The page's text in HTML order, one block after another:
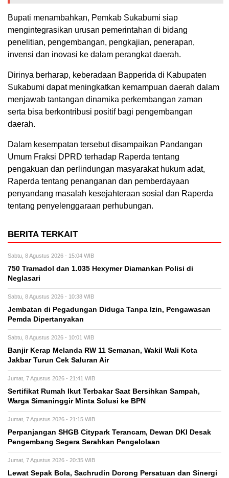
Bupati menambahkan, Pemkab Sukabumi siap
mengintegrasikan urusan pemerintahan di bidang
penelitian, pengembangan, pengkajian, penerapan,
invensi dan inovasi ke dalam perangkat daerah.
Dirinya berharap, keberadaan Bapperida di Kabupaten
Sukabumi dapat meningkatkan kemampuan daerah dalam
menjawab tantangan dinamika perkembangan zaman
serta bisa berkontribusi positif bagi pengembangan
daerah.
Dalam kesempatan tersebut disampaikan Pandangan
Umum Fraksi DPRD terhadap Raperda tentang
pengakuan dan perlindungan masyarakat hukum adat,
Raperda tentang penanganan dan pemberdayaan
penyandang masalah kesejahteraan sosial dan Raperda
tentang penyelenggaraan perhubungan.
BERITA TERKAIT
Sabtu, 8 Agustus 2026 - 15:04 WIB
750 Tramadol dan 1.035 Hexymer Diamankan Polisi di
Neglasari
Sabtu, 8 Agustus 2026 - 10:38 WIB
Jembatan di Pegadungan Diduga Tanpa Izin, Pengawasan
Pemda Dipertanyakan
Sabtu, 8 Agustus 2026 - 10:01 WIB
Banjir Kerap Melanda RW 11 Semanan, Wakil Wali Kota
Jakbar Turun Cek Saluran Air
Jumat, 7 Agustus 2026 - 21:41 WIB
Sertifikat Rumah Ikut Terbakar Saat Bersihkan Sampah,
Warga Simaninggir Minta Solusi ke BPN
Jumat, 7 Agustus 2026 - 21:15 WIB
Perpanjangan SHGB Citypark Terancam, Dewan DKI Desak
Pengembang Segera Serahkan Pengelolaan
Jumat, 7 Agustus 2026 - 20:35 WIB
Lewat Sepak Bola, Sachrudin Dorong Persatuan dan Sinergi